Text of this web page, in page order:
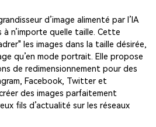
d’image alimenté par l’IA
n’importe quelle taille. Cette
les images dans la taille désirée,
qu’en mode portrait. Elle propose
de redimensionnement pour des
Facebook, Twitter et
des images parfaitement
fils d’actualité sur les réseaux